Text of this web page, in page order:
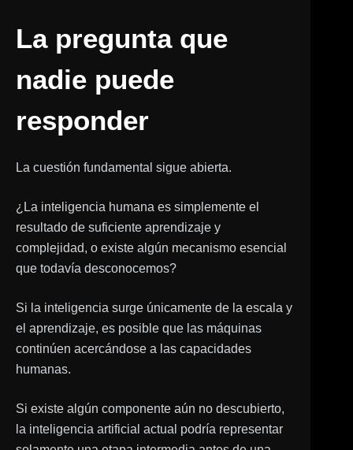
La pregunta que
nadie puede
responder
La cuestión fundamental sigue abierta.
¿La inteligencia humana es simplemente el
resultado de suficiente aprendizaje y
complejidad, o existe algún mecanismo esencial
que todavía desconocemos?
Si la inteligencia surge únicamente de la escala y
el aprendizaje, es posible que las máquinas
continúen acercándose a las capacidades
humanas.
Si existe algún componente aún no descubierto,
la inteligencia artificial actual podría representar